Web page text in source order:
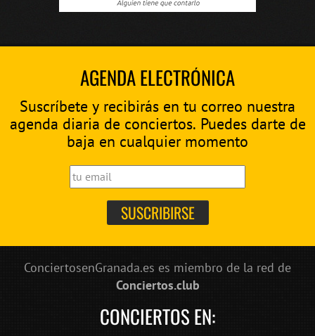
AGENDA ELECTRÓNICA
Suscríbete y recibirás en tu correo nuestra
agenda diaria de conciertos. Puedes darte de
baja en cualquier momento
ConciertosenGranada.es es miembro de la red de
Conciertos.club
CONCIERTOS EN: